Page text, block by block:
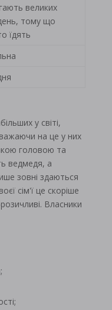
великих
тому що
їдять
у світі,
на це у них
головою та
ведмедя, а
зовні здаються
сім'ї це скоріше
Власники